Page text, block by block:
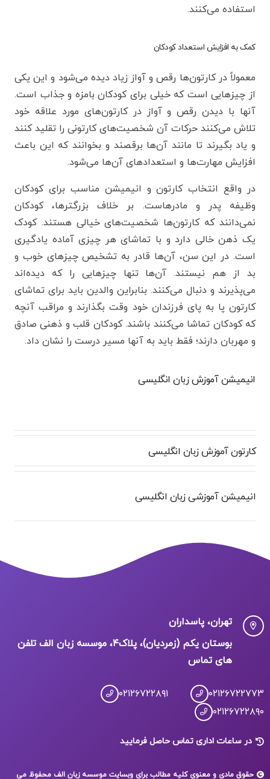
استفاده می‌کنند.
کمک به افزایش استعداد کودکان
معمولاً در کارتون‌ها رقص و آواز زیاد دیده می‌شود و این یکی
از چیزهایی است که خیلی برای کودکان بامزه و جذاب است.
آنها با دیدن رقص و آواز در کارتون‌های مورد علاقه خود
تلاش می‌کنند حرکات آن شخصیت‌های کارتونی را تقلید کنند
و یاد بگیرند تا مانند آن‌ها برقصند و بخوانند که این باعث
افزایش مهارت‌ها و استعدادهای آن‌ها می‌شود.
در واقع انتخاب کارتون و انیمیشن مناسب برای کودکان
وظیفه پدر و مادرهاست. بر خلاف بزرگترها، کودکان
نمی‌دانند که کارتون‌ها شخصیت‌های خیالی هستند. کودک
یک ذهن خالی دارد و با تماشای هر چیزی آماده یادگیری
است. در این سن، آن‌ها قادر به تشخیص چیزهای خوب و
بد از هم نیستند. آن‌ها تنها چیزهایی را که دیده‌اند
می‌پذیرند و دنبال می‌کنند. بنابراین والدین باید برای تماشای
کارتون پا به پای فرزندان خود وقت بگذارند و مراقب آنچه
که کودکان تماشا می‌کنند باشند. کودکان قلب و ذهنی صادق
و مهربان دارند؛ فقط باید به آنها مسیر درست را نشان داد.
انیمیشن آموزش زبان انگلیسی
کارتون آموزش زبان انگلیسی
انیمیشن آموزشی زبان انگلیسی
تهران، پاسداران
بوستان یکم (زمردیان)، پلاک۴، موسسه زبان الف تلفن
های تماس
۰۲۱۲۶۷۲۲۷۷۳
۰۲۱۲۶۷۲۲۸۹۱
۰۲۱۲۶۷۲۲۸۹۰
در ساعات اداری تماس حاصل فرمایید
حقوق مادی و معنوی کلیه مطالب برای وبسایت موسسه زبان الف محفوظ می